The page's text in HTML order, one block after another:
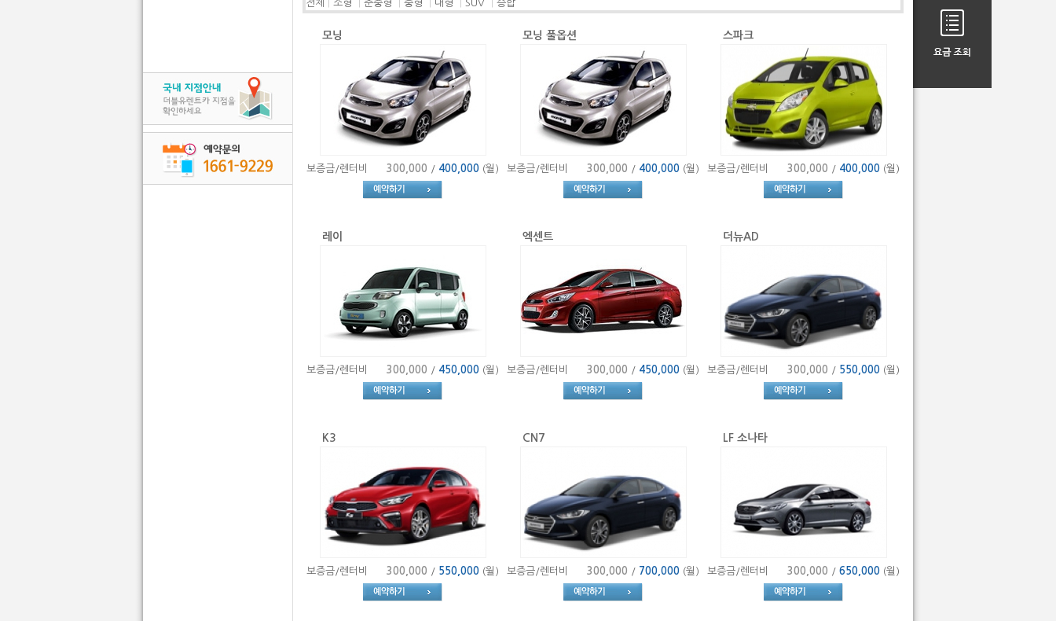
전체 소형 준중형 중형 대형 SUV 승합
모닝
보증금/렌터비 300,000 / 400,000 (월)
모닝 풀옵션
보증금/렌터비 300,000 / 400,000 (월)
스파크
보증금/렌터비 300,000 / 400,000 (월)
레이
보증금/렌터비 300,000 / 450,000 (월)
엑센트
보증금/렌터비 300,000 / 450,000 (월)
더뉴AD
보증금/렌터비 300,000 / 550,000 (월)
K3
보증금/렌터비 300,000 / 550,000 (월)
CN7
보증금/렌터비 300,000 / 700,000 (월)
LF 소나타
보증금/렌터비 300,000 / 650,000 (월)